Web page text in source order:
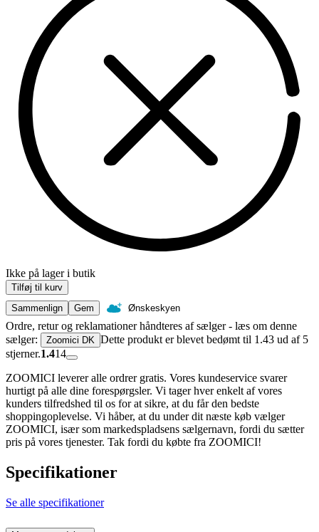
Ikke på lager i butik
Tilføj til kurv
Sammenlign
Gem Ønskeskyen
Ordre, retur og reklamationer håndteres af sælger - læs om denne
sælger:
Zoomici DK Dette produkt er blevet bedømt til 1.43 ud af 5
stjerner.1.414
ZOOMICI leverer alle ordrer gratis. Vores kundeservice svarer
hurtigt på alle dine forespørgsler. Vi tager hver enkelt af vores
kunders tilfredshed til os for at sikre, at du får den bedste
shoppingoplevelse. Vi håber, at du under dit næste køb vælger
ZOOMICI, især som markedspladsens sælgernavn, fordi du sætter
pris på vores tjenester. Tak fordi du købte fra ZOOMICI!
Specifikationer
Se alle specifikationer